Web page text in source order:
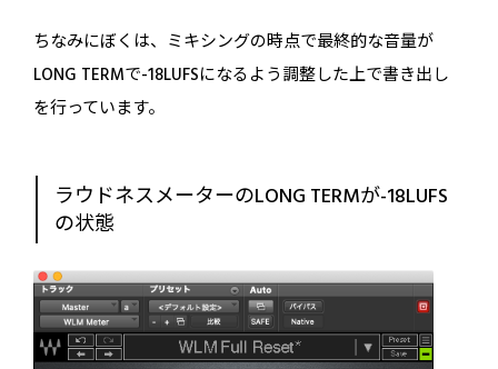
ちなみにぼくは、ミキシングの時点で最終的な音量が
LONG TERMで-18LUFSになるよう調整した上で書き出し
を行っています。
ラウドネスメーターのLONG TERMが-18LUFS
の状態